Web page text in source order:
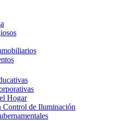
Hogar
Control de Iluminación